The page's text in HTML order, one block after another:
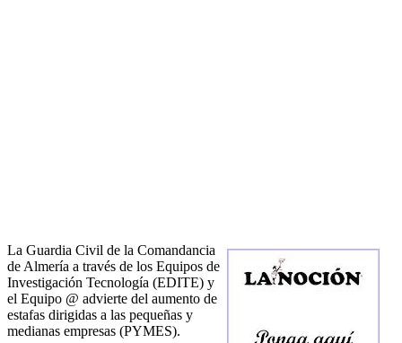
La Guardia Civil de la Comandancia
de Almería a través de los Equipos de
Investigación Tecnología (EDITE) y
el Equipo @ advierte del aumento de
estafas dirigidas a las pequeñas y
medianas empresas (PYMES).